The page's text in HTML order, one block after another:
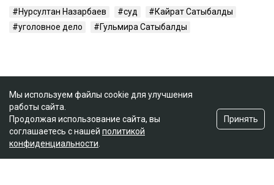
Нурсултан Назарбаев суд
Кайрат Сатыбалды
уголовное дело
Гульмира Сатыбалды
Мы используем файлы cookie для улучшения
работы сайта.
Продолжая использование сайта, вы
соглашаетесь с нашей политикой
конфиденциальности
Принять